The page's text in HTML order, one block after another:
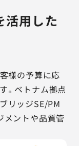
活用した
様の予算に応
。ベトナム拠点
リッジSE/PM
メントや品質管